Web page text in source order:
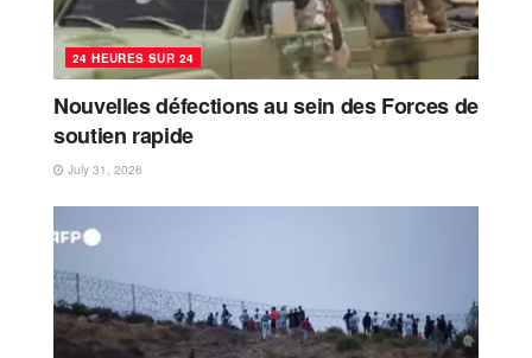
24 HEURES SUR 24
Nouvelles défections au sein des Forces de
soutien rapide
July 31, 2026